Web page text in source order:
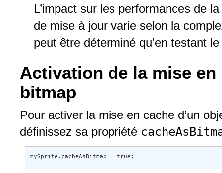
L’impact sur les performances de
de mise à jour varie selon la
peut être déterminé qu’en testant
Activation de la mise
bitmap
Pour activer la mise en cache d’un
définissez sa propriété
mySprite.cacheAsBitmap = true;